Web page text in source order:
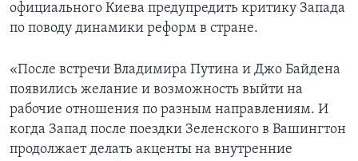
официального Киева предупредить критику Запада
по поводу динамики реформ в стране.
«После встречи Владимира Путина и Джо Байдена
появились желание и возможность выйти на
рабочие отношения по разным направлениям. И
когда Запад после поездки Зеленского в Вашингтон
продолжает делать акценты на внутренние